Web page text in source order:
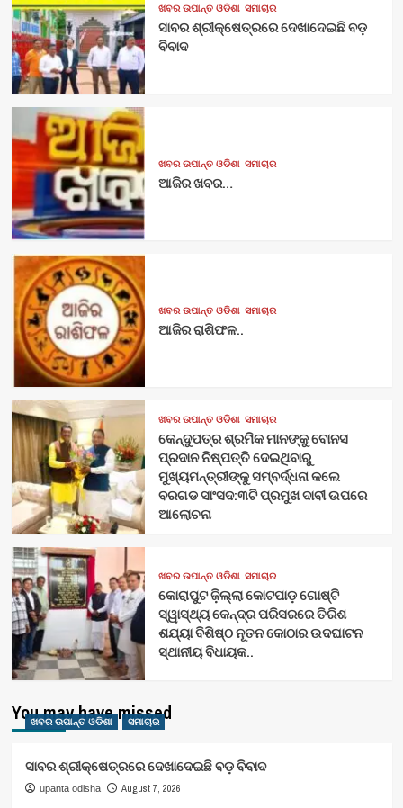
ଖବର ଉପାନ୍ତ ଓଡିଶା ସମାଚାର
ସାବର ଶ୍ରୀକ୍ଷେତ୍ରରେ ଦେଖାଦେଇଛି ବଡ଼
ବିବାଦ
ଖବର ଉପାନ୍ତ ଓଡିଶା ସମାଚାର
ଆଜିର ଖବର…
ଖବର ଉପାନ୍ତ ଓଡିଶା ସମାଚାର
ଆଜିର ରାଶିଫଳ..
ଖବର ଉପାନ୍ତ ଓଡିଶା ସମାଚାର
କେନ୍ଦୁପତ୍ର ଶ୍ରମିକ ମାନଙ୍କୁ ବୋନସ
ପ୍ରଦାନ ନିଷ୍ପତ୍ତି ଦେଇଥିବାରୁ
ମୁଖ୍ୟମନ୍ତ୍ରୀଙ୍କୁ ସମ୍ବର୍ଦ୍ଧନା କଲେ
ବରଗଡ ସାଂସଦ:୩ଟି ପ୍ରମୁଖ ଦାବୀ ଉପରେ
ଆଲୋଚନା
ଖବର ଉପାନ୍ତ ଓଡିଶା ସମାଚାର
କୋରାପୁଟ ଜ଼ିଲ୍ଲା କୋଟପାଡ଼ ଗୋଷ୍ଟି
ସ୍ୱାସ୍ଥ୍ୟ କେନ୍ଦ୍ର ପରିସରରେ ତିରିଶ
ଶଯ୍ୟା ବିଶିଷ୍ଠ ନୂତନ କୋଠାର ଉଦଘାଟନ
ସ୍ଥାନୀୟ ବିଧାୟକ..
You may have missed
ଖବର ଉପାନ୍ତ ଓଡିଶା ସମାଚାର
ସାବର ଶ୍ରୀକ୍ଷେତ୍ରରେ ଦେଖାଦେଇଛି ବଡ଼ ବିବାଦ
upanta odisha August 7, 2026